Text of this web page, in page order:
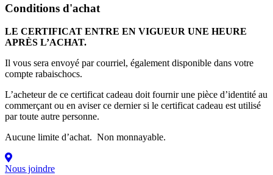
Conditions d'achat
LE CERTIFICAT ENTRE EN VIGUEUR UNE HEURE
APRÈS L’ACHAT.
Il vous sera envoyé par courriel, également disponible dans votre
compte rabaischocs.
L’acheteur de ce certificat cadeau doit fournir une pièce d’identité au
commerçant ou en aviser ce dernier si le certificat cadeau est utilisé
par toute autre personne.
Aucune limite d’achat. Non monnayable.
Nous joindre